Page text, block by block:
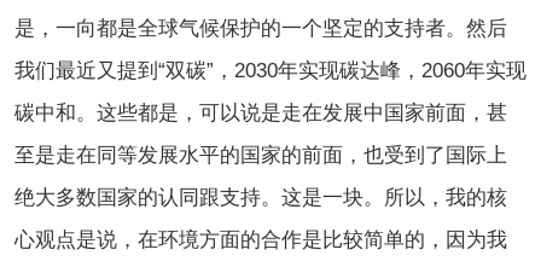
是，一向都是全球气候保护的一个坚定的支持者。然后
我们最近又提到“双碳”，2030年实现碳达峰，2060年实现
碳中和。这些都是，可以说是走在发展中国家前面，甚
至是走在同等发展水平的国家的前面，也受到了国际上
绝大多数国家的认同跟支持。这是一块。所以，我的核
心观点是说，在环境方面的合作是比较简单的，因为我